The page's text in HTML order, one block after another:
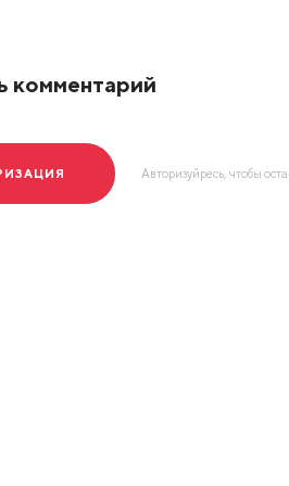
комментарий
Авторизуйресь, чтобы